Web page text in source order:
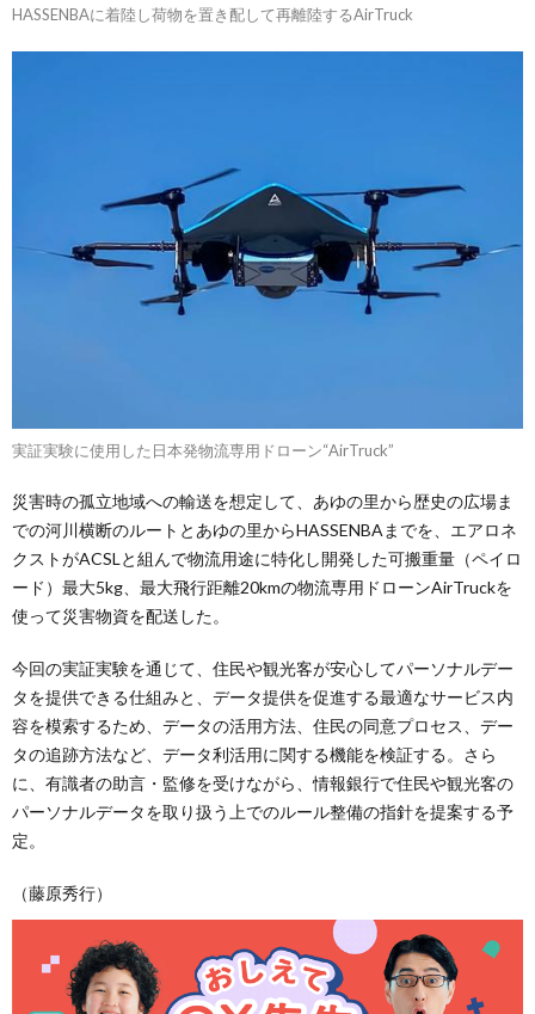
HASSENBAに着陸し荷物を置き配して再離陸するAirTruck
実証実験に使用した日本発物流専用ドローン“AirTruck”
災害時の孤立地域への輸送を想定して、あゆの里から歴史の広場ま
での河川横断のルートとあゆの里からHASSENBAまでを、エアロネ
クストがACSLと組んで物流用途に特化し開発した可搬重量（ペイロ
ード）最大5kg、最大飛行距離20kmの物流専用ドローンAirTruckを
使って災害物資を配送した。
今回の実証実験を通じて、住民や観光客が安心してパーソナルデー
タを提供できる仕組みと、データ提供を促進する最適なサービス内
容を模索するため、データの活用方法、住民の同意プロセス、デー
タの追跡方法など、データ利活用に関する機能を検証する。さら
に、有識者の助言・監修を受けながら、情報銀行で住民や観光客の
パーソナルデータを取り扱う上でのルール整備の指針を提案する予
定。
（藤原秀行）